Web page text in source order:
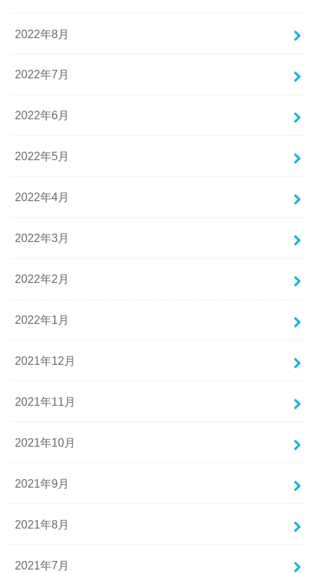
2022年8月
2022年7月
2022年6月
2022年5月
2022年4月
2022年3月
2022年2月
2022年1月
2021年12月
2021年11月
2021年10月
2021年9月
2021年8月
2021年7月